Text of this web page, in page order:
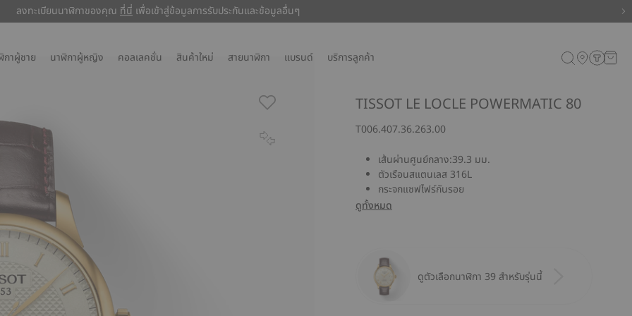
ลงทะเบียนนาฬิกาของคุณ ที่นี่ เพื่อเข้าสู่ข้อมูลการรับประกันและข้อมูลอื่นๆ
ที่นี่
กาผู้ชาย นาฬิกาผู้หญิง คอลเลคชั่น สินค้าใหม่ สายนาฬิกา แบรนด์ บริการลูกค้า
TISSOT LE LOCLE POWERMATIC 80
T006.407.36.263.00
เส้นผ่านศูนย์กลาง:39.3 มม.
ตัวเรือนสแตนเลส 316L
กระจกแซฟไฟร์กันรอย
ดูทั้งหมด
ดูตัวเลือกนาฬิกา 39 สำหรับรุ่นนี้